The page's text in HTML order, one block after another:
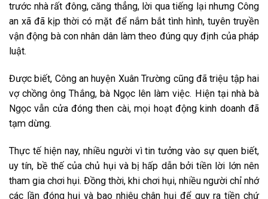
trước nhà rất đông, căng thẳng, lời qua tiếng lại nhưng Công
an xã đã kịp thời có mặt để nắm bắt tình hình, tuyên truyền
vận động bà con nhân dân làm theo đúng quy định của pháp
luật.
Được biết, Công an huyện Xuân Trường cũng đã triệu tập hai
vợ chồng ông Thắng, bà Ngọc lên làm việc. Hiện tại nhà bà
Ngọc vẫn cửa đóng then cài, mọi hoạt động kinh doanh đã
tạm dừng.
Thực tế hiện nay, nhiều người vì tin tưởng vào sự quen biết,
uy tín, bề thế của chủ hụi và bị hấp dẫn bởi tiền lời lớn nên
tham gia chơi hụi. Đồng thời, khi chơi hụi, nhiều người chỉ nhớ
các lần đóng hụi và bao nhiêu chân hụi để quy ra tiền chứ